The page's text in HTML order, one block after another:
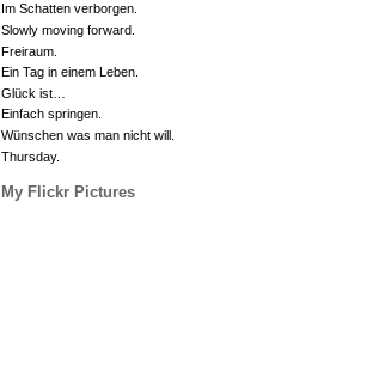
Im Schatten verborgen.
Slowly moving forward.
Freiraum.
Ein Tag in einem Leben.
Glück ist…
Einfach springen.
Wünschen was man nicht will.
Thursday.
My Flickr Pictures